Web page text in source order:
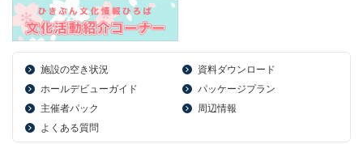
施設の空き状況
資料ダウンロード
ホールデビューガイド
パッケージプラン
主催者パック
周辺情報
よくある質問